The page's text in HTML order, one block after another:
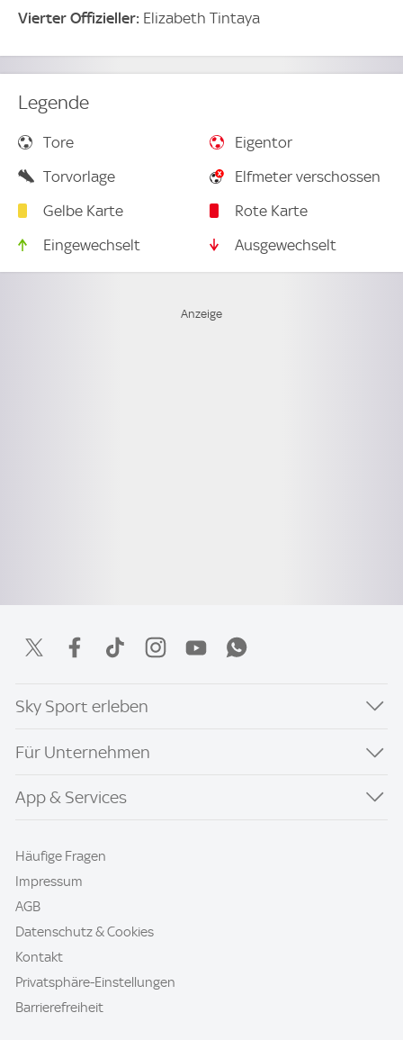
Vierter Offizieller: Elizabeth Tintaya
Legende
Tore
Eigentor
Torvorlage
Elfmeter verschossen
Gelbe Karte
Rote Karte
Eingewechselt
Ausgewechselt
Sky Sport erleben
Für Unternehmen
App & Services
Häufige Fragen
Impressum
AGB
Datenschutz & Cookies
Kontakt
Privatsphäre-Einstellungen
Barrierefreiheit